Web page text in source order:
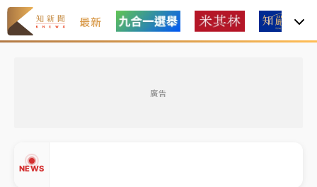
最新
廣告
NEWS
中信慈善基金會想增加董事人數！辜仲諒向法院聲請遭
駁 理由曝光